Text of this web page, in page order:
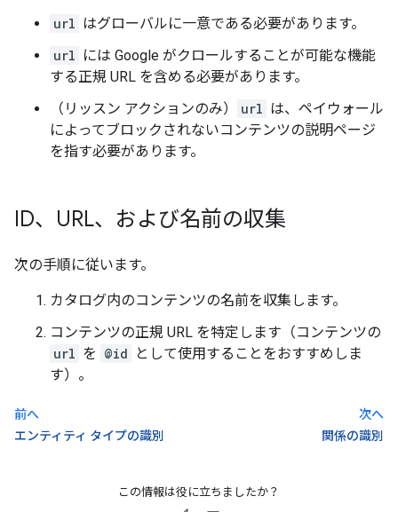
url はグローバルに一意である必要があります。
url には Google がクロールすることが可能な機能
する正規 URL を含める必要があります。
（リッスン アクションのみ）
url は、ペイウォール
によってブロックされないコンテンツの説明ページ
を指す必要があります。
ID、URL、および名前の収集
次の手順に従います。
カタログ内のコンテンツの名前を収集します。
コンテンツの正規 URL を特定します（コンテンツの
url を @id
として使用することをおすすめしま
す）。
前へ
エンティティ タイプの識別
次へ
関係の識別
この情報は役に立ちましたか？